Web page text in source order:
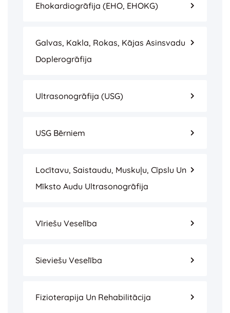
Ehokardiogrāfija (EHO, EHOKG)
Galvas, Kakla, Rokas, Kājas Asinsvadu
Doplerogrāfija
Ultrasonogrāfija (USG)
USG Bērniem
Locītavu, Saistaudu, Muskuļu, Cīpslu Un
Mīksto Audu Ultrasonogrāfija
Vīriešu Veselība
Sieviešu Veselība
Fizioterapija Un Rehabilitācija